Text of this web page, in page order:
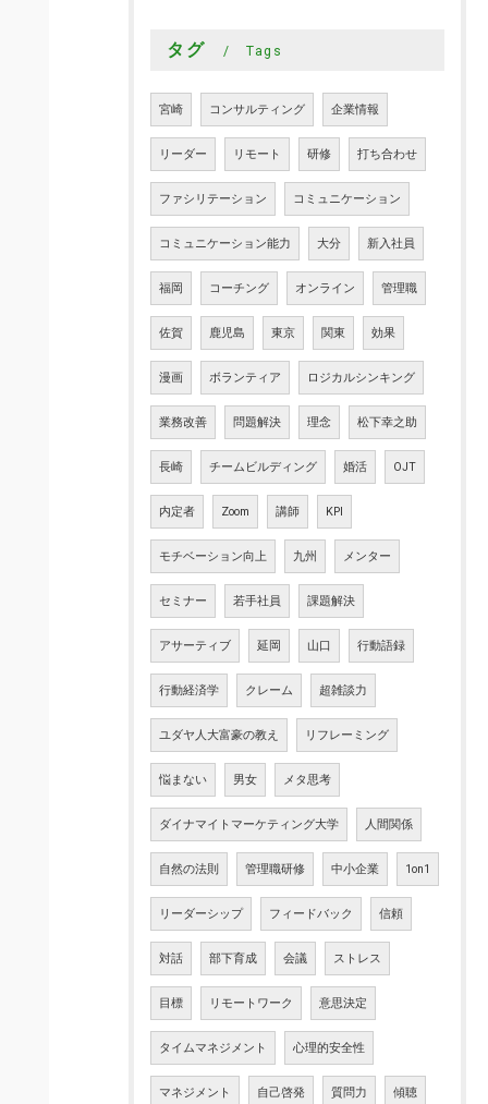
タグ Tags
宮崎 コンサルティング 企業情報
リーダー リモート 研修 打ち合わせ
ファシリテーション コミュニケーション
コミュニケーション能力 大分 新入社員
福岡 コーチング オンライン 管理職
佐賀 鹿児島 東京 関東 効果
漫画 ボランティア ロジカルシンキング
業務改善 問題解決 理念 松下幸之助
長崎 チームビルディング 婚活 OJT
内定者 Zoom 講師 KPI
モチベーション向上 九州 メンター
セミナー 若手社員 課題解決
アサーティブ 延岡 山口 行動語録
行動経済学 クレーム 超雑談力
ユダヤ人大富豪の教え リフレーミング
悩まない 男女 メタ思考
ダイナマイトマーケティング大学 人間関係
自然の法則 管理職研修 中小企業 1on1
リーダーシップ フィードバック 信頼
対話 部下育成 会議 ストレス
目標 リモートワーク 意思決定
タイムマネジメント 心理的安全性
マネジメント 自己啓発 質問力 傾聴